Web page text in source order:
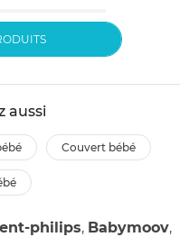
aussi
couvert bébé
philips, Babymoov,